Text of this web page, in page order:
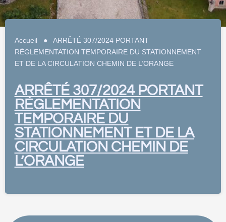
Accueil ● ARRÊTÉ 307/2024 PORTANT
RÉGLEMENTATION TEMPORAIRE DU STATIONNEMENT
ET DE LA CIRCULATION CHEMIN DE L’ORANGE
ARRÊTÉ 307/2024 PORTANT
RÉGLEMENTATION
TEMPORAIRE DU
STATIONNEMENT ET DE LA
CIRCULATION CHEMIN DE
L’ORANGE